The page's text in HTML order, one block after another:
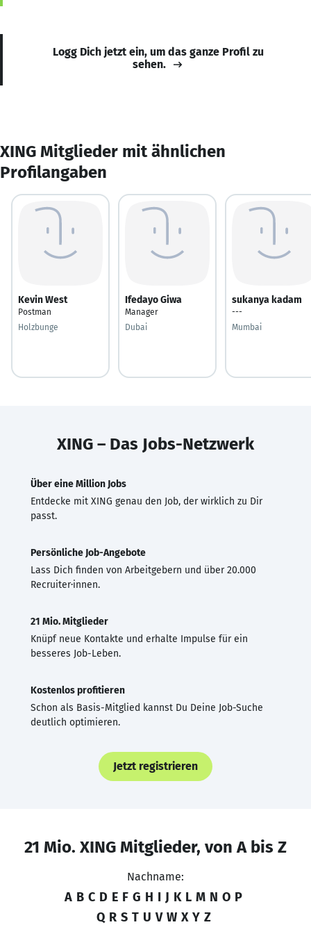
Logg Dich jetzt ein, um das ganze Profil zu
sehen.
XING Mitglieder mit ähnlichen
Profilangaben
Kevin West
Postman
Holzbunge
Ifedayo Giwa
Manager
Dubai
sukanya kadam
---
Mumbai
XING – Das Jobs-Netzwerk
Über eine Million Jobs
Entdecke mit XING genau den Job, der wirklich zu Dir
passt.
Persönliche Job-Angebote
Lass Dich finden von Arbeitgebern und über 20.000
Recruiter·innen.
21 Mio. Mitglieder
Knüpf neue Kontakte und erhalte Impulse für ein
besseres Job-Leben.
Kostenlos profitieren
Schon als Basis-Mitglied kannst Du Deine Job-Suche
deutlich optimieren.
Jetzt registrieren
21 Mio. XING Mitglieder, von A bis Z
Nachname:
A B C D E F G H I J K L M N O P
Q R S T U V W X Y Z